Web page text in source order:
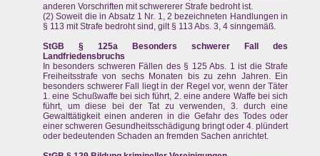
anderen Vorschriften mit schwererer Strafe bedroht ist.
(2) Soweit die in Absatz 1 Nr. 1, 2 bezeichneten Handlungen in
§ 113 mit Strafe bedroht sind, gilt § 113 Abs. 3, 4 sinngemäß.
StGB § 125a Besonders schwerer Fall des
Landfriedensbruchs
In besonders schweren Fällen des § 125 Abs. 1 ist die Strafe
Freiheitsstrafe von sechs Monaten bis zu zehn Jahren. Ein
besonders schwerer Fall liegt in der Regel vor, wenn der Täter
1. eine Schußwaffe bei sich führt, 2. eine andere Waffe bei sich
führt, um diese bei der Tat zu verwenden, 3. durch eine
Gewalttätigkeit einen anderen in die Gefahr des Todes oder
einer schweren Gesundheitsschädigung bringt oder 4. plündert
oder bedeutenden Schaden an fremden Sachen anrichtet.